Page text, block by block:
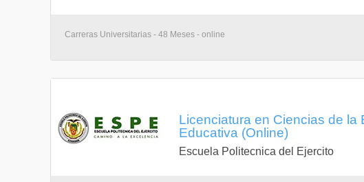
Carreras Universitarias - 48 Meses - online
Licenciatura en Ciencias de la
Educativa (Online)
Escuela Politecnica del Ejercito